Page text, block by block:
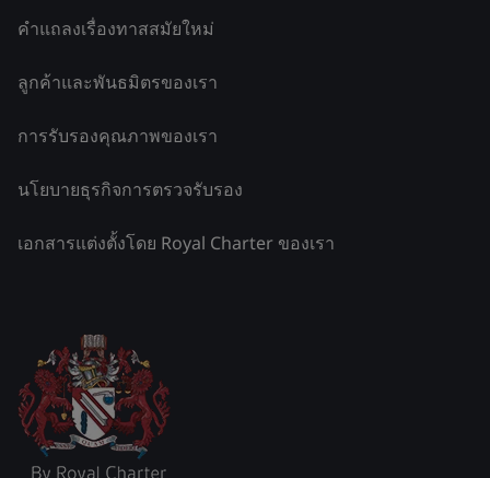
คำแถลงเรื่องทาสสมัยใหม่
ลูกค้าและพันธมิตรของเรา
การรับรองคุณภาพของเรา
นโยบายธุรกิจการตรวจรับรอง
เอกสารแต่งตั้งโดย Royal Charter ของเรา